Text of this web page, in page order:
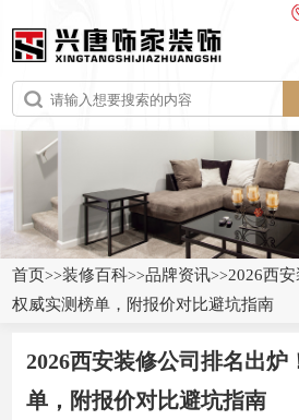
首页>>装修百科>>品牌资讯>>2026西
权威实测榜单，附报价对比避坑指南
2026西安装修公司排名出炉
单，附报价对比避坑指南